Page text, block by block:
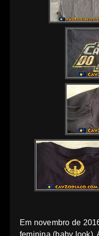
Em novembro de
feminina (baby look).